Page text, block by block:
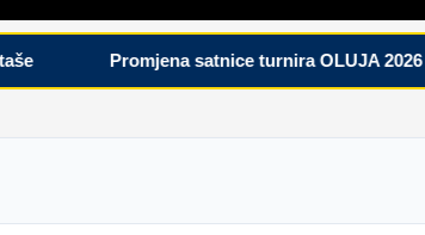
Promjena satnice turnira OLUJA 2026